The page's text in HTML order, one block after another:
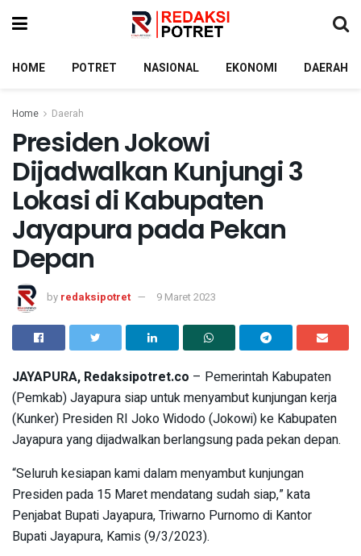
HOME POTRET NASIONAL EKONOMI DAERAH
Home Daerah
Presiden Jokowi
Dijadwalkan Kunjungi 3
Lokasi di Kabupaten
Jayapura pada Pekan
Depan
by redaksipotret 9 Maret 2023
JAYAPURA, Redaksipotret.co – Pemerintah Kabupaten
(Pemkab) Jayapura siap untuk menyambut kunjungan kerja
(Kunker) Presiden RI Joko Widodo (Jokowi) ke Kabupaten
Jayapura yang dijadwalkan berlangsung pada pekan depan.
“Seluruh kesiapan kami dalam menyambut kunjungan
Presiden pada 15 Maret mendatang sudah siap,” kata
Penjabat Bupati Jayapura, Triwarno Purnomo di Kantor
Bupati Jayapura, Kamis (9/3/2023).